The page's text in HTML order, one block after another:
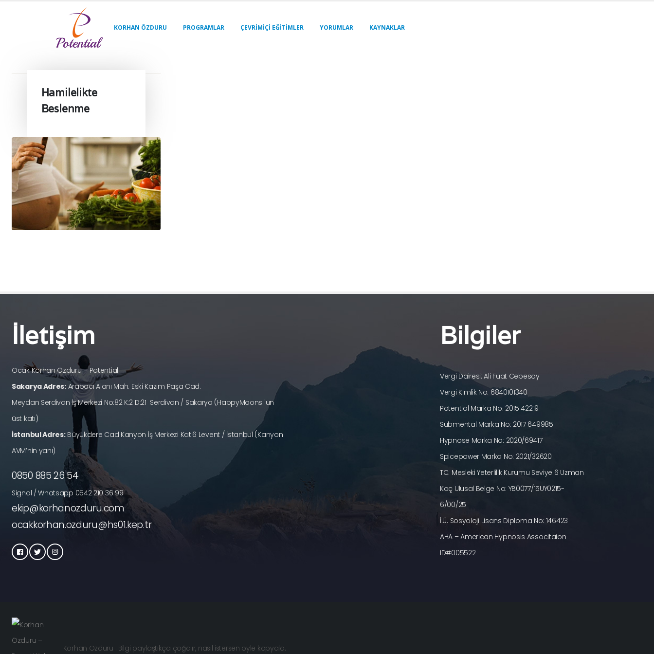
KORHAN ÖZDURU PROGRAMLAR ÇEVRIMIÇI EĞITIMLER YORUMLAR KAYNAKLAR
Hamilelikte
Beslenme
İletişim
Ocak Korhan Özduru – Potential
Sakarya Adres:Arabacı Alanı Mah. Eski Kazım Paşa Cad.
Meydan Serdivan İş Merkezi No:82 K:2 D:21 Serdivan / Sakarya (HappyMoons 'un
üst katı)
İstanbul Adres:Büyükdere Cad Kanyon İş Merkezi Kat:6 Levent / İstanbul (Kanyon
AVM’nin yanı)
0850 885 26 54
Signal / Whatsapp 0542 210 36 99
ekip@korhanozduru.com
ocakkorhan.ozduru@hs01.kep.tr
Bilgiler
Vergi Dairesi: Ali Fuat Cebesoy
Vergi Kimlik No: 6840101340
Potential Marka No: 2015 42219
Submental Marka No: 2017 649985
Hypnose Marka No: 2020/69417
Spicepower Marka No: 2021/32620
TC. Mesleki Yeterlilik Kurumu Seviye 6 Uzman
Koç Ulusal Belge No: YB0077/15UY0215-
6/00/25
İ.Ü. Sosyoloji Lisans Diploma No: 146423
AHA – American Hypnosis Associtaion
ID#005522
Korhan Özduru . Bilgi paylaştıkça çoğalır, nasıl istersen öyle kopyala.